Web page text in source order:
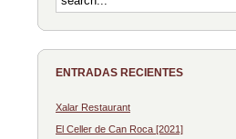
ENTRADAS RECIENTES
Xalar Restaurant
El Celler de Can Roca [2021]